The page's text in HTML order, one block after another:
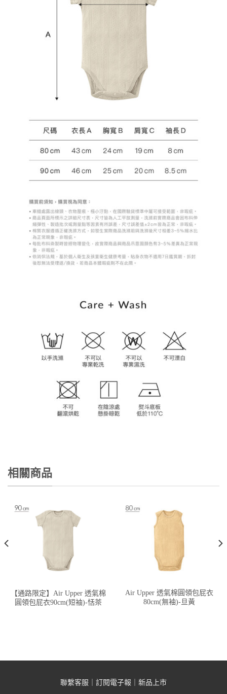
相關商品
【通路限定】Air Upper 透氣棉
圓領包屁衣90cm(短袖)-恬茶
Air Upper 透氣棉圓領包屁衣
80cm(無袖)-旦黃
聯繫客服 訂閱電子報 新品上市